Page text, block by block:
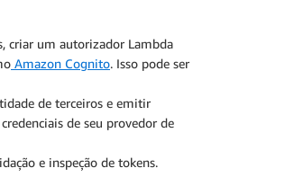
criar um autorizador Lambda
Amazon Cognito. Isso pode ser
de terceiros e emitir
de seu provedor de
e inspeção de tokens.